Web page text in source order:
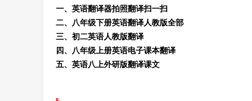
一、英语翻译器拍照翻译扫一扫
二、八年级下册英语翻译人教版全部
三、初二英语人教版翻译
四、八年级上册英语电子课本翻译
五、英语八上外研版翻译课文